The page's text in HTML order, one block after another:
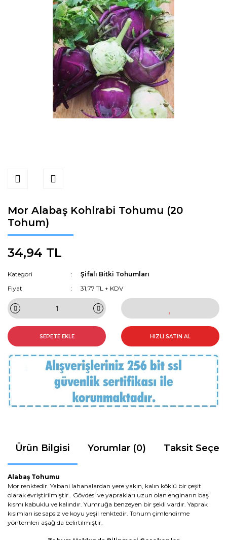
Mor Alabaş Kohlrabi Tohumu (20
Tohum)
34,94 TL
Kategori
Şifalı Bitki Tohumları
Fiyat
31,77 TL + KDV
SEPETE EKLE HIZLI SATIN AL
Ürün Bilgisi Yorumlar (0) Taksit
Alabaş Tohumu
Mor renktedir. Yabani lahanalardan yere yakın, kalın köklü bir çeşit
olarak evriştirilmiştir.. Gövdesi ve yaprakları uzun olan enginarın baş
kısmı kabuklu ve kalındır. Yumruğa benzeyen bir şekli vardır. Yaprak
kısımları ise sapsız ve koyu yeşil renktedir. Tohum çimlendirme
yöntemleri aşağıda belirtilmiştir.